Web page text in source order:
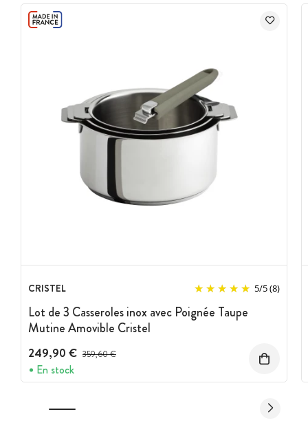
CRISTEL 5/5(8)
Lot de 3 Casseroles inox avec Poignée Taupe
Mutine Amovible Cristel
249,90 € Prix avant réduction :
359,60 €
En stock